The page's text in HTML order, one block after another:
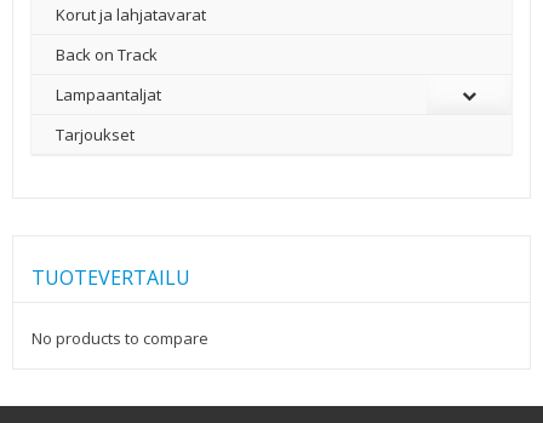
Korut ja lahjatavarat
Back on Track
Lampaantaljat
Tarjoukset
TUOTEVERTAILU
No products to compare